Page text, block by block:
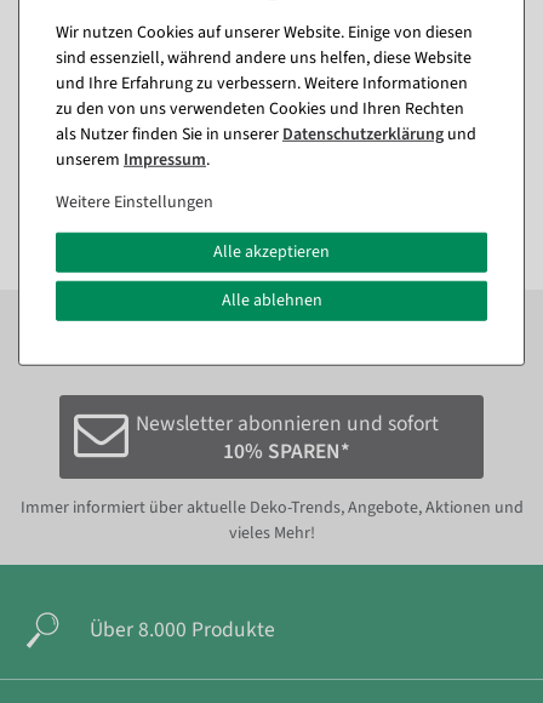
Muschel und Schnecken-Mix
Maritime-Streu-Dekoration
2000 g
Sofort versandfähig.
15,41 €
12,95 EUR zzgl. ges. MwSt.
Künstliche Gerbera
Streublütenmix 60 Stück
Sofort versandfähig.
Zum Newsletter anmelden und sofort10%bei der
Newsletter abonnieren und sofort
10% SPAREN*
Immer informiert über aktuelle Deko-Trends, Angebote, Aktionen und
vieles Mehr!
Über 8.000 Produkte
Wir nutzen Cookies auf unserer Website. Einige von diesen
sind essenziell, während andere uns helfen, diese Website
und Ihre Erfahrung zu verbessern. Weitere Informationen
zu den von uns verwendeten Cookies und Ihren Rechten
als Nutzer finden Sie in unsererDaten­schutz­erklärung und
unserem Impressum.
Weitere Einstellungen
Alle akzeptieren
Alle ablehnen